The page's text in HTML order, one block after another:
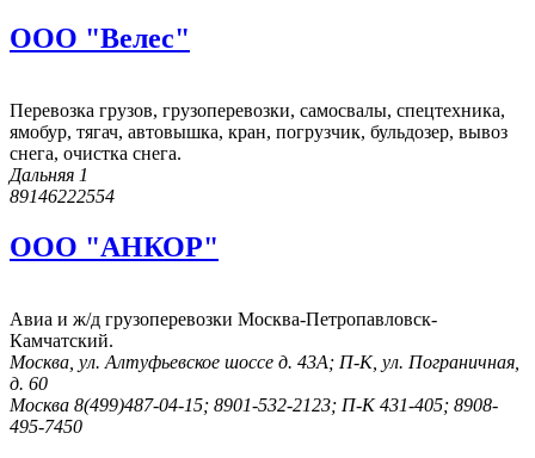
ООО "Велес"
Перевозка грузов, грузоперевозки, самосвалы, спецтехника,
ямобур, тягач, автовышка, кран, погрузчик, бульдозер, вывоз
снега, очистка снега.
Дальняя 1
89146222554
ООО "АНКОР"
Авиа и ж/д грузоперевозки Москва-Петропавловск-
Камчатский.
Москва, ул. Алтуфьевское шоссе д. 43А; П-К, ул. Пограничная,
д. 60
Москва 8(499)487-04-15; 8901-532-2123; П-К 431-405; 8908-
495-7450